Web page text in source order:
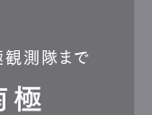
観測隊まで
極